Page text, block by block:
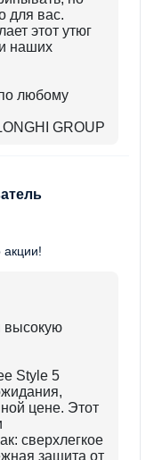
для вас.
этот утюг
наших
любому
GROUP
высокую
Style 5
цене. Этот
сверхлегкое
защита от